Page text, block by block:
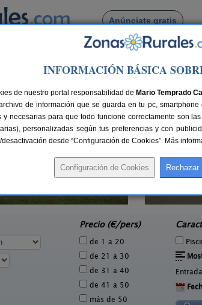
Anúnciate gratis
Busca por pueblo
> Corrales de Duero
de Corrales de Duero
Casa Las Batallas
Precio (€/pers)
de 1 a 20
de 21 a 30
de 31 a 40
de 41 a 50
más de 50
INFORMACIÓN BÁSICA
de nuestro portal responsabilidad de Mario Temprado
de información que se guarda en tu pc,
necesarias para que todo funcione correctamente son
personalizadas según tus preferencias y con
desde “Configuración de Cookies”. Más